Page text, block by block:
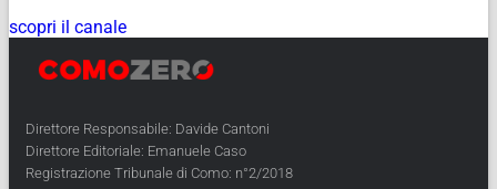
scopri il canale
Direttore Responsabile: Davide Cantoni
Direttore Editoriale: Emanuele Caso
Registrazione Tribunale di Como: n°2/2018